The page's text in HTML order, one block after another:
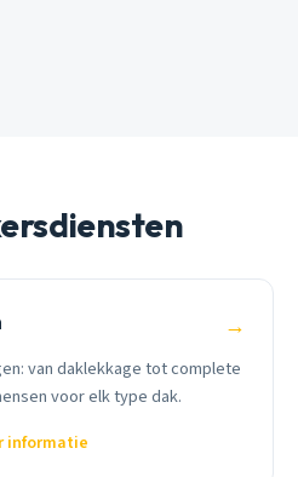
→
van daklekkage tot complete
voor elk type dak.
informatie